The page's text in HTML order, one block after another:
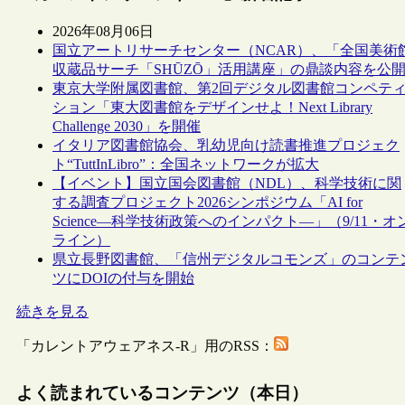
2026年08月06日
国立アートリサーチセンター（NCAR）、「全国美術
収蔵品サーチ「SHŪZŌ」活用講座」の鼎談内容を公開
東京大学附属図書館、第2回デジタル図書館コンペティ
ション「東大図書館をデザインせよ！Next Library
Challenge 2030」を開催
イタリア図書館協会、乳幼児向け読書推進プロジェク
ト“TuttInLibro”：全国ネットワークが拡大
【イベント】国立国会図書館（NDL）、科学技術に関
する調査プロジェクト2026シンポジウム「AI for
Science―科学技術政策へのインパクト―」（9/11・オ
ライン）
県立長野図書館、「信州デジタルコモンズ」のコンテ
ツにDOIの付与を開始
続きを見る
「カレントアウェアネス-R」用のRSS：
よく読まれているコンテンツ（本日）